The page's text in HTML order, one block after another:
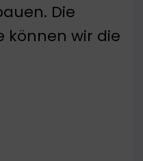
Die
können wir die